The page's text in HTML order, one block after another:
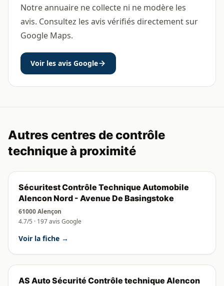
Notre annuaire ne collecte ni ne modère les
avis. Consultez les avis vérifiés directement sur
Google Maps.
Voir les avis Google
Autres centres de contrôle
technique à proximité
Sécuritest Contrôle Technique Automobile
Alencon Nord - Avenue De Basingstoke
61000 Alençon
4.7/5 · 197 avis Google
Voir la fiche →
AS Auto Sécurité Contrôle technique Alencon